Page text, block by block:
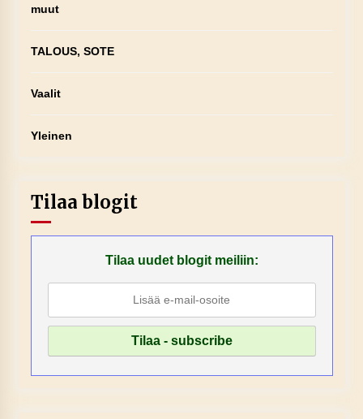
muut
TALOUS, SOTE
Vaalit
Yleinen
Tilaa blogit
Tilaa uudet blogit meiliin: